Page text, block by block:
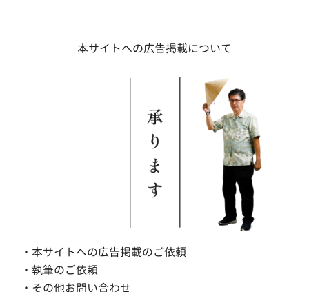
本サイトへの広告掲載について
・本サイトへの広告掲載のご依頼
・執筆のご依頼
・その他お問い合わせ